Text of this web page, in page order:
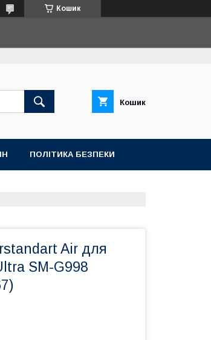
Кошик
Кошик
ПОЛІТИКА БЕЗПЕКИ
Air для
SM-G998